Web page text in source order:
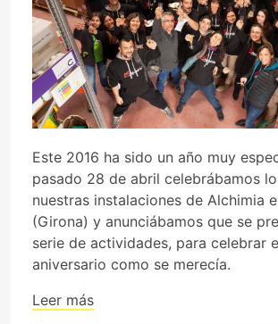
Este 2016 ha sido un año muy
pasado 28 de abril celebrábamos
nuestras instalaciones de Alchimia
(Girona) y anunciábamos que se
serie de actividades, para celebrar
aniversario como se merecía.
Leer más